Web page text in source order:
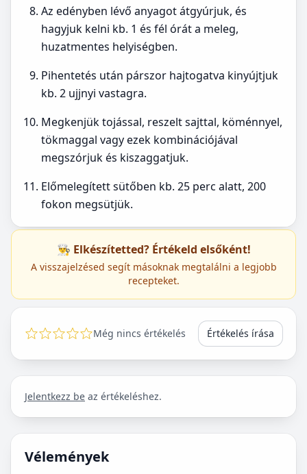
Az edényben lévő anyagot átgyúrjuk, és
hagyjuk kelni kb. 1 és fél órát a meleg,
huzatmentes helyiségben.
Pihentetés után párszor hajtogatva kinyújtjuk
kb. 2 ujjnyi vastagra.
Megkenjük tojással, reszelt sajttal, köménnyel,
tökmaggal vagy ezek kombinációjával
megszórjuk és kiszaggatjuk.
Előmelegített sütőben kb. 25 perc alatt, 200
fokon megsütjük.
👨‍🍳 Elkészítetted? Értékeld elsőként!
A visszajelzésed segít másoknak megtalálni a legjobb
recepteket.
Még nincs értékelés Értékelés írása
Jelentkezz be az értékeléshez.
Vélemények